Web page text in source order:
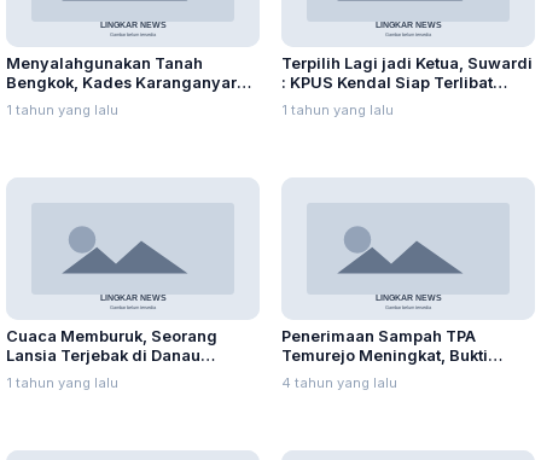
Menyalahgunakan Tanah
Bengkok, Kades Karanganyar
Ditangkap Kejari
1 tahun yang lalu
Terpilih Lagi jadi Ketua, Suwardi
: KPUS Kendal Siap Terlibat
Suplai Telur untuk MBG
1 tahun yang lalu
Cuaca Memburuk, Seorang
Lansia Terjebak di Danau
Rawapening Saat Mencari
Enceng Gondok
1 tahun yang lalu
Penerimaan Sampah TPA
Temurejo Meningkat, Bukti
Masyarakat Blora Peduli
Kebersihan
4 tahun yang lalu